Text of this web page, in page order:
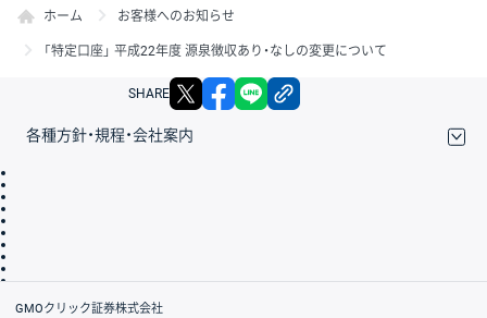
ホーム お客様へのお知らせ
「特定口座」 平成22年度 源泉徴収あり・なしの変更について
SHARE X facebook
各種方針・規程・会社案内
会社案内
GMOクリック証券株式会社